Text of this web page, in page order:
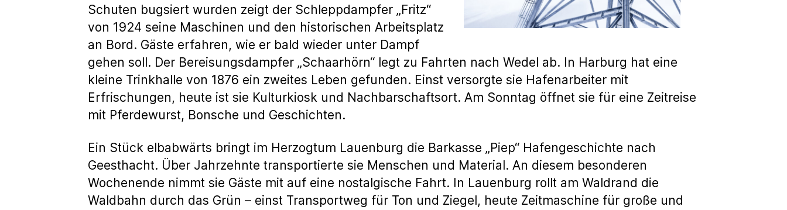
Schuten bugsiert wurden zeigt der Schleppdampfer „Fritz“
von 1924 seine Maschinen und den historischen Arbeitsplatz
an Bord. Gäste erfahren, wie er bald wieder unter Dampf
gehen soll. Der Bereisungsdampfer „Schaarhörn“ legt zu Fahrten nach Wedel ab. In Harburg hat eine
kleine Trinkhalle von 1876 ein zweites Leben gefunden. Einst versorgte sie Hafenarbeiter mit
Erfrischungen, heute ist sie Kulturkiosk und Nachbarschaftsort. Am Sonntag öffnet sie für eine Zeitreise
mit Pferdewurst, Bonsche und Geschichten.
Ein Stück elbabwärts bringt im Herzogtum Lauenburg die Barkasse „Piep“ Hafengeschichte nach
Geesthacht. Über Jahrzehnte transportierte sie Menschen und Material. An diesem besonderen
Wochenende nimmt sie Gäste mit auf eine nostalgische Fahrt. In Lauenburg rollt am Waldrand die
Waldbahn durch das Grün – einst Transportweg für Ton und Ziegel, heute Zeitmaschine für große und